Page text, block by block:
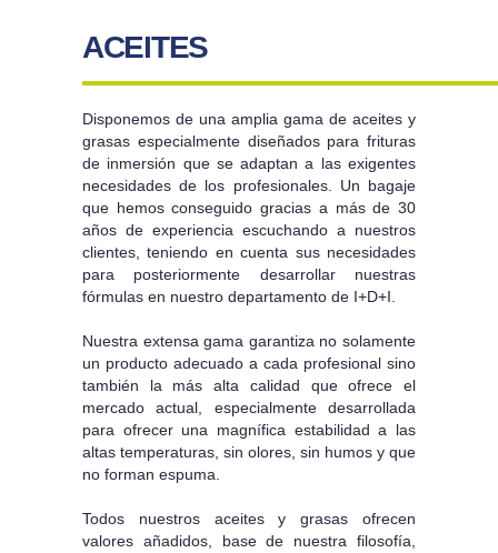
ACEITES
Disponemos de una amplia gama de aceites y
grasas especialmente diseñados para frituras
de inmersión que se adaptan a las exigentes
necesidades de los profesionales. Un bagaje
que hemos conseguido gracias a más de 30
años de experiencia escuchando a nuestros
clientes, teniendo en cuenta sus necesidades
para posteriormente desarrollar nuestras
fórmulas en nuestro departamento de I+D+I.
Nuestra extensa gama garantiza no solamente
un producto adecuado a cada profesional sino
también la más alta calidad que ofrece el
mercado actual, especialmente desarrollada
para ofrecer una magnífica estabilidad a las
altas temperaturas, sin olores, sin humos y que
no forman espuma.
Todos nuestros aceites y grasas ofrecen
valores añadidos, base de nuestra filosofía,